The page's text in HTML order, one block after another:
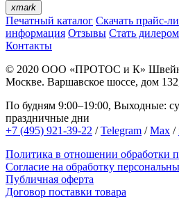
xmark
Печатный каталог Скачать прайс-
информация Отзывы Стать дилером
Контакты
© 2020 ООО «ПРОТОС и К»
Москве. Варшавское шоссе, дом
По будням 9:00–19:00, Выходные:
праздничные дни
+7 (495) 921-39-22 /Telegram /Max /
Политика в отношении обработки
Согласие на обработку
Публичная оферта
Договор поставки товара